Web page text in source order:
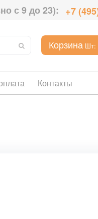
с 9 до 23): +7
Корзина Шт:
Контакты